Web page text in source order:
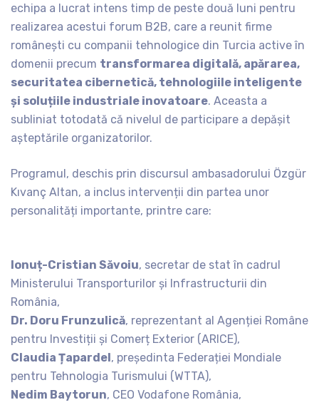
echipa a lucrat intens timp de peste două luni pentru
realizarea acestui forum B2B, care a reunit firme
românești cu companii tehnologice din Turcia active în
domenii precum transformarea digitală, apărarea,
securitatea cibernetică, tehnologiile inteligente
și soluțiile industriale inovatoare. Aceasta a
subliniat totodată că nivelul de participare a depășit
așteptările organizatorilor.
Programul, deschis prin discursul ambasadorului Özgür
Kıvanç Altan, a inclus intervenții din partea unor
personalități importante, printre care:
Ionuț-Cristian Săvoiu, secretar de stat în cadrul
Ministerului Transporturilor și Infrastructurii din
România,
Dr. Doru Frunzulică, reprezentant al Agenției Române
pentru Investiții și Comerț Exterior (ARICE),
Claudia Țapardel, președinta Federației Mondiale
pentru Tehnologia Turismului (WTTA),
Nedim Baytorun, CEO Vodafone România,